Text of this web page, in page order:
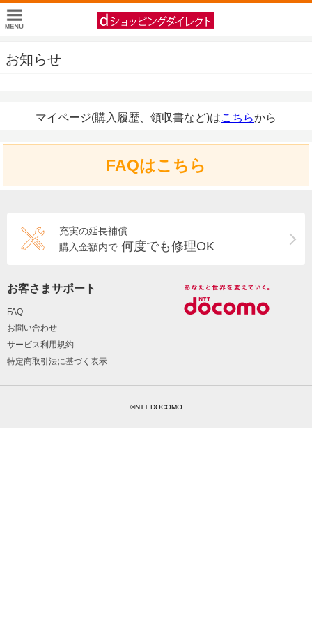
お知らせ
マイページ(購入履歴、領収書など)はこちらから
FAQはこちら
充実の延長補償
購入金額内で 何度でも修理OK
お客さまサポート
FAQ
お問い合わせ
サービス利用規約
特定商取引法に基づく表示
©NTT DOCOMO